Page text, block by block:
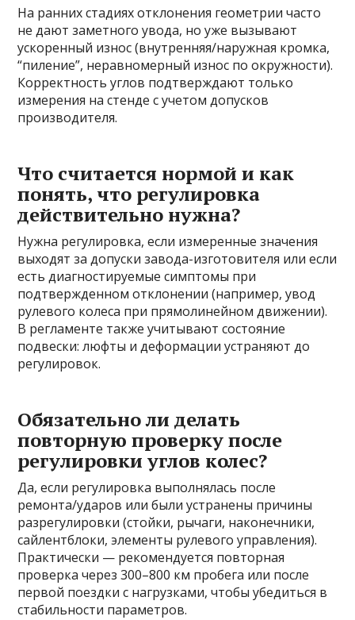
На ранних стадиях отклонения геометрии часто
не дают заметного уводa, но уже вызывают
ускоренный износ (внутренняя/наружная кромка,
“пиление”, неравномерный износ по окружности).
Корректность углов подтверждают только
измерения на стенде с учетом допусков
производителя.
Что считается нормой и как
понять, что регулировка
действительно нужна?
Нужна регулировка, если измеренные значения
выходят за допуски завода-изготовителя или если
есть диагностируемые симптомы при
подтвержденном отклонении (например, увод
рулевого колеса при прямолинейном движении).
В регламенте также учитывают состояние
подвески: люфты и деформации устраняют до
регулировок.
Обязательно ли делать
повторную проверку после
регулировки углов колес?
Да, если регулировка выполнялась после
ремонта/ударов или были устранены причины
разрегулировки (стойки, рычаги, наконечники,
сайлентблоки, элементы рулевого управления).
Практически — рекомендуется повторная
проверка через 300–800 км пробега или после
первой поездки с нагрузками, чтобы убедиться в
стабильности параметров.